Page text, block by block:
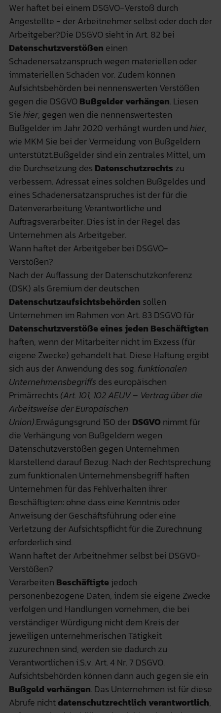
Wer haftet bei einem DSGVO-Verstoß durch
Angestellte - der Arbeitnehmer selbst oder doch der
Arbeitgeber?Die DSGVO sieht in Art. 82 bei
Datenschutzverstößen einen
Schadenersatzanspruch wegen materiellen oder
immateriellen Schäden vor. Zudem können
Aufsichtsbehörden bei nennenswerten Verstößen
gegen die DSGVOBußgelder verhängen. Liesen
Siehier, gegen wen die nennenswertesten
Bußgelder im Jahr 2020 verhängt wurden undhier,
wie MKM Sie bei der Vermeidung von Bußgeldern
unterstützt.Bußgelder sind ein zentrales Mittel, um
die Durchsetzung des Datenschutzrechts zu
verbessern. Adressat eines solchen Bußgeldes und
eines Schadenersatzanspruches ist der für die
Datenverarbeitung Verantwortliche und
Auftragsverarbeiter. Dies ist in der Regel das
Unternehmen als Arbeitgeber.
Wann haftet der Arbeitgeber bei DSGVO-
Verstößen?
Nach der Auffassung der Datenschutzkonferenz
(DSK) als Gremium der deutschen
Datenschutzaufsichtsbehörden sollen
Unternehmen im Rahmen von Art. 83 DSGVO für
Datenschutzverstöße eines jeden Beschäftigten
haften, wenn der Mitarbeiter nicht im Exzess (für
eigene Zwecke) gehandelt hat. Diese Haftung ergibt
sich aus der Anwendung des sog. funktionalen
Unternehmensbegriffs des europäischen
Primärrechts (Art. 101, 102 AEUV – Vertrag über die
Arbeitsweise der Europäischen
Union).Erwägungsgrund 150 derDSGVO nimmt für
die Verhängung von Bußgeldern wegen
Datenschutzverstößen gegen Unternehmen
klarstellend darauf Bezug. Nach der Rechtsprechung
zum funktionalen Unternehmensbegriff haften
Unternehmen für das Fehlverhalten ihrer
Beschäftigten: ohne dass eine Kenntnis oder
Anweisung der Geschäftsführung oder eine
Verletzung der Aufsichtspflicht für die Zurechnung
erforderlich sind.
Wann haftet der Arbeitnehmer selbst bei DSGVO-
Verstößen?
Verarbeiten Beschäftigtejedoch
personenbezogene Daten, indem sie eigene Zwecke
verfolgen und Handlungen vornehmen, die bei
verständiger Würdigung nicht dem Kreis der
jeweiligen unternehmerischen Tätigkeit
zuzurechnen sind, werden sie dadurch zu
Verantwortlichen i.S.v. Art. 4 Nr. 7 DSGVO.
Aufsichtsbehörden können dann auch gegen sie ein
Bußgeld verhängen. Das Unternehmen ist für diese
Abrufe nichtdatenschutzrechtlich verantwortlich,